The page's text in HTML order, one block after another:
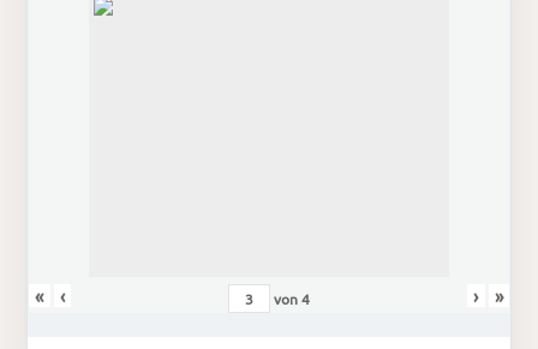
« ‹ von4 › »